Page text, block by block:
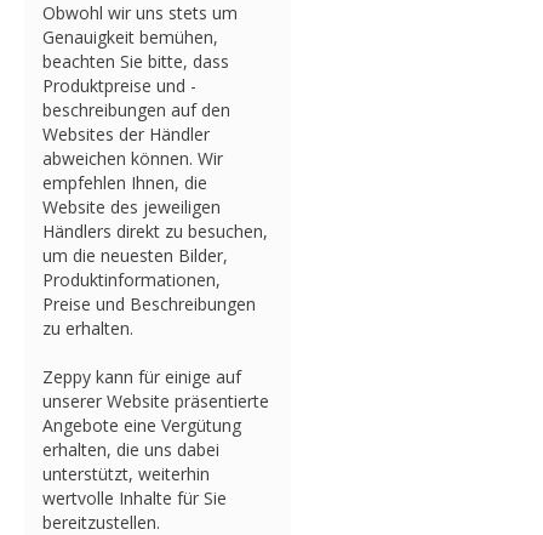
Obwohl wir uns stets um
Genauigkeit bemühen,
beachten Sie bitte, dass
Produktpreise und -
beschreibungen auf den
Websites der Händler
abweichen können. Wir
empfehlen Ihnen, die
Website des jeweiligen
Händlers direkt zu besuchen,
um die neuesten Bilder,
Produktinformationen,
Preise und Beschreibungen
zu erhalten.
Zeppy kann für einige auf
unserer Website präsentierte
Angebote eine Vergütung
erhalten, die uns dabei
unterstützt, weiterhin
wertvolle Inhalte für Sie
bereitzustellen.